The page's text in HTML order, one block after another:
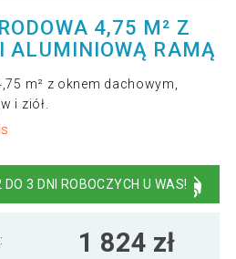
4,75 M² Z
ALUMINIOWĄ RAMĄ
m² z oknem dachowym,
i ziół.
DO 3 DNI ROBOCZYCH U WAS!
1 824 zł